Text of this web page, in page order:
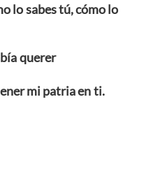
lo sabes tú, cómo lo
querer
mi patria en ti.